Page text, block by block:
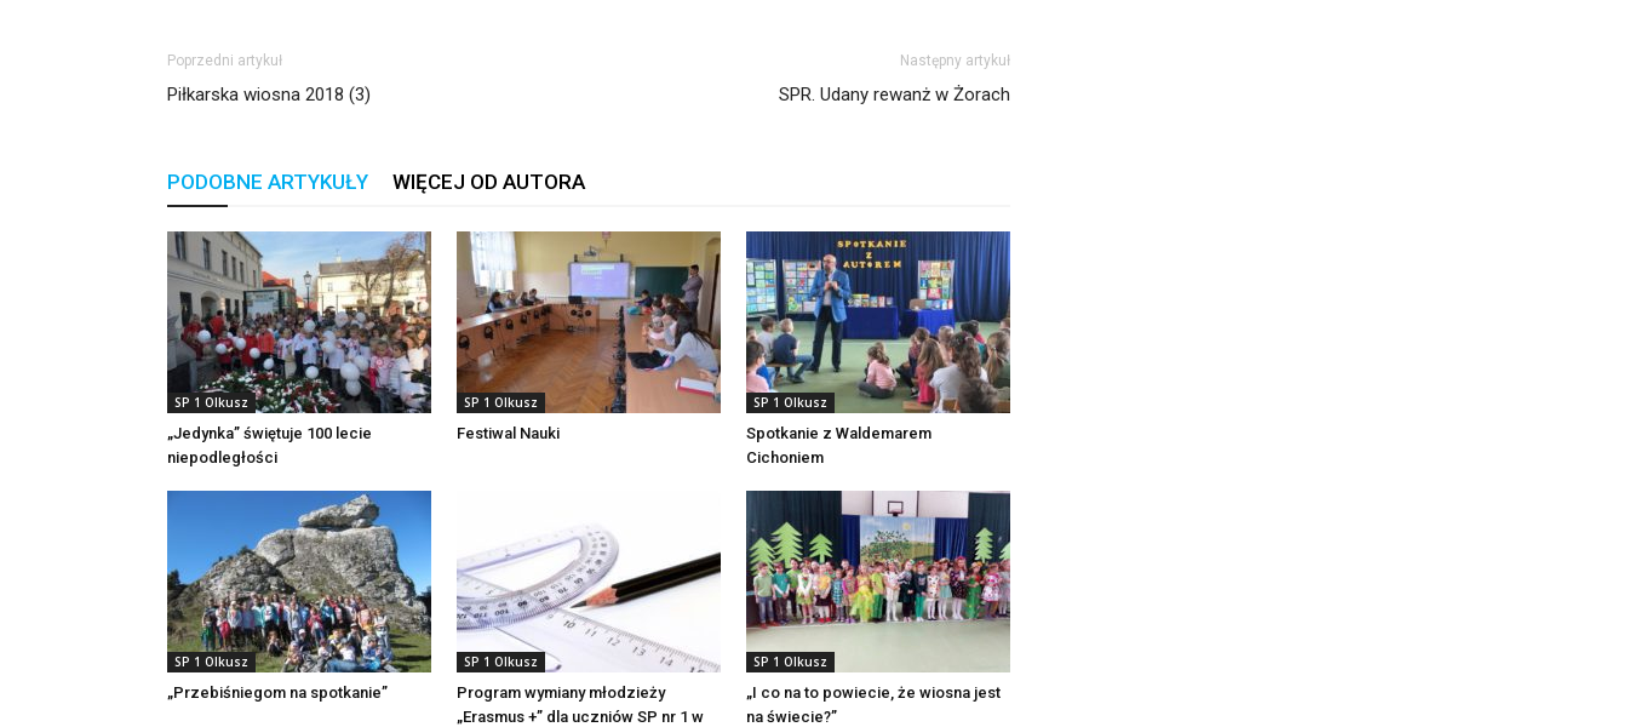
Poprzedni artykuł
Piłkarska wiosna 2018 (3)
Następny artykuł
SPR. Udany rewanż w Żorach
PODOBNE ARTYKUŁY WIĘCEJ OD AUTORA
SP 1 Olkusz
„Jedynka” świętuje 100 lecie
niepodległości
SP 1 Olkusz
Festiwal Nauki
SP 1 Olkusz
Spotkanie z Waldemarem
Cichoniem
SP 1 Olkusz
„Przebiśniegom na spotkanie”
SP 1 Olkusz
Program wymiany młodzieży
„Erasmus +” dla uczniów SP nr 1 w
SP 1 Olkusz
„I co na to powiecie, że wiosna jest
na świecie?”